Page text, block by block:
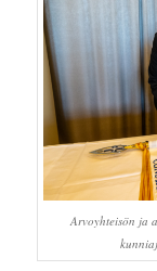
Arvoyhteisön ja